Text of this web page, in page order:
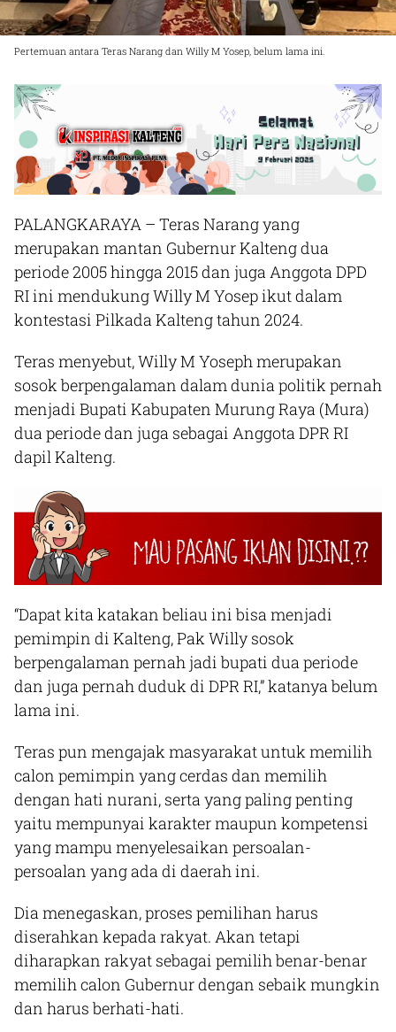
Pertemuan antara Teras Narang dan Willy M Yosep, belum lama ini.
PALANGKARAYA – Teras Narang yang
merupakan mantan Gubernur Kalteng dua
periode 2005 hingga 2015 dan juga Anggota DPD
RI ini mendukung Willy M Yosep ikut dalam
kontestasi Pilkada Kalteng tahun 2024.
Teras menyebut, Willy M Yoseph merupakan
sosok berpengalaman dalam dunia politik pernah
menjadi Bupati Kabupaten Murung Raya (Mura)
dua periode dan juga sebagai Anggota DPR RI
dapil Kalteng.
“Dapat kita katakan beliau ini bisa menjadi
pemimpin di Kalteng, Pak Willy sosok
berpengalaman pernah jadi bupati dua periode
dan juga pernah duduk di DPR RI,” katanya belum
lama ini.
Teras pun mengajak masyarakat untuk memilih
calon pemimpin yang cerdas dan memilih
dengan hati nurani, serta yang paling penting
yaitu mempunyai karakter maupun kompetensi
yang mampu menyelesaikan persoalan-
persoalan yang ada di daerah ini.
Dia menegaskan, proses pemilihan harus
diserahkan kepada rakyat. Akan tetapi
diharapkan rakyat sebagai pemilih benar-benar
memilih calon Gubernur dengan sebaik mungkin
dan harus berhati-hati.